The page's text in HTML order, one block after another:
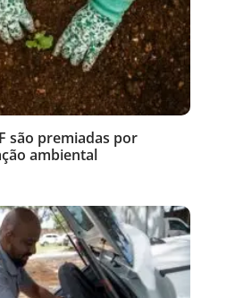
são premiadas por
ambiental